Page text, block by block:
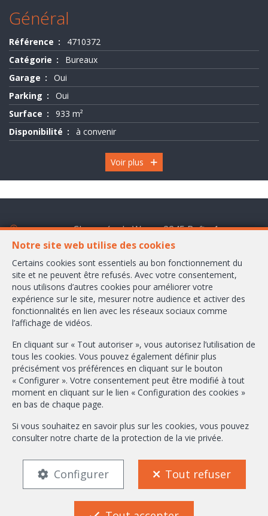
-
Général
Référence
4710372
Catégorie
Bureaux
Garage
Oui
Parking
Oui
Surface
933 m²
Disponibilité
à convenir
Voir plus
Notre site web utilise des cookies
Certains cookies sont essentiels au bon fonctionnement du
site et ne peuvent être refusés. Avec votre consentement,
nous utilisons d’autres cookies pour améliorer votre
expérience sur le site, mesurer notre audience et activer des
fonctionnalités en lien avec les réseaux sociaux comme
l’affichage de vidéos.
En cliquant sur « Tout autoriser », vous autorisez l’utilisation de
tous les cookies. Vous pouvez également définir plus
précisément vos préférences en cliquant sur le bouton
« Configurer ». Votre consentement peut être modifié à tout
moment en cliquant sur le lien « Configuration des cookies »
en bas de chaque page.
Si vous souhaitez en savoir plus sur les cookies, vous pouvez
consulter notre charte de la protection de la vie privée.
Configurer Tout refuser
Chaussée de Wavre 2245 Boîte 1
1160 Bruxelles
+32-2/658.24.52
info@ambbroker.be
Agent immobilier intermédiaire agréé IPI sous le numéro 503.610 en
Instance de contrôle: Institut professionnel des agents immobiliers, rue
du Luxembourg 16B, 1000 Bruxelles (+32 2 505 38 50 - info@ipi.be) -
Soumis aucode déontologique de l’ IPI
RC professionnelle et cautionnement via AXA Belgium SA, Place du Trône
1, 1000 Bruxelles – police n° 730.390.160. Couverture valable pour les
Conditions générales d'utilisation du site
Configuration des cookies